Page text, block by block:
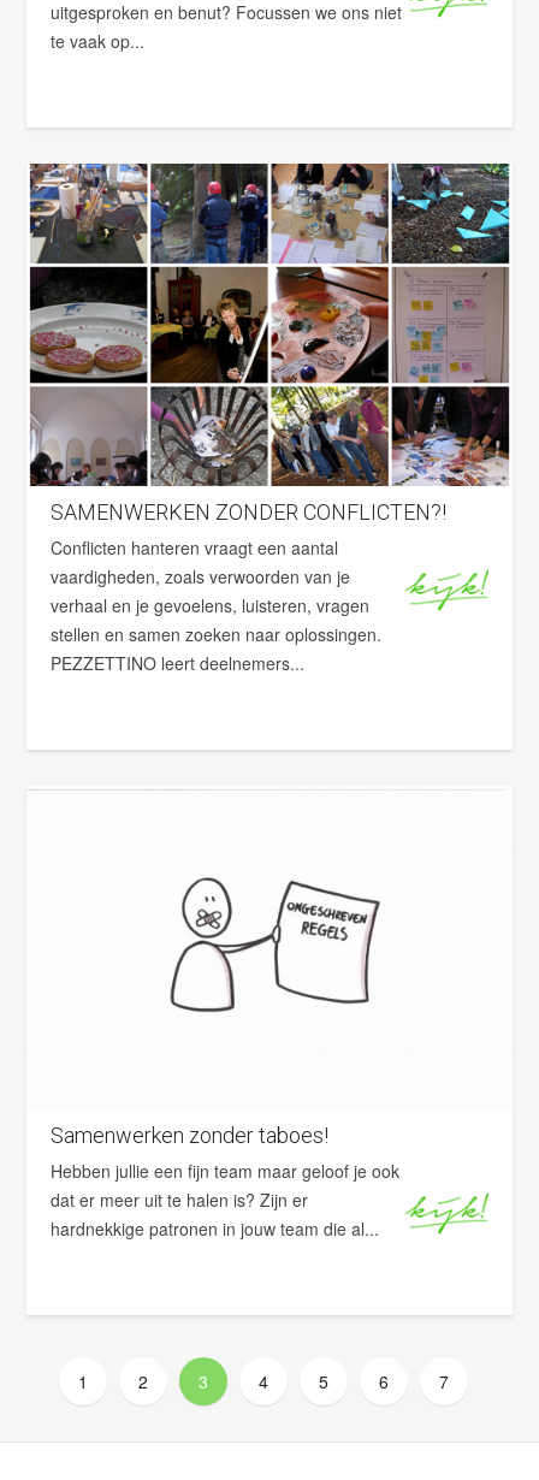
uitgesproken en benut? Focussen we ons niet
te vaak op...
SAMENWERKEN ZONDER CONFLICTEN?!
Conflicten hanteren vraagt een aantal
vaardigheden, zoals verwoorden van je
verhaal en je gevoelens, luisteren, vragen
stellen en samen zoeken naar oplossingen.
PEZZETTINO leert deelnemers...
Samenwerken zonder taboes!
Hebben jullie een fijn team maar geloof je ook
dat er meer uit te halen is? Zijn er
hardnekkige patronen in jouw team die al...
1 2 3 4 5 6 7